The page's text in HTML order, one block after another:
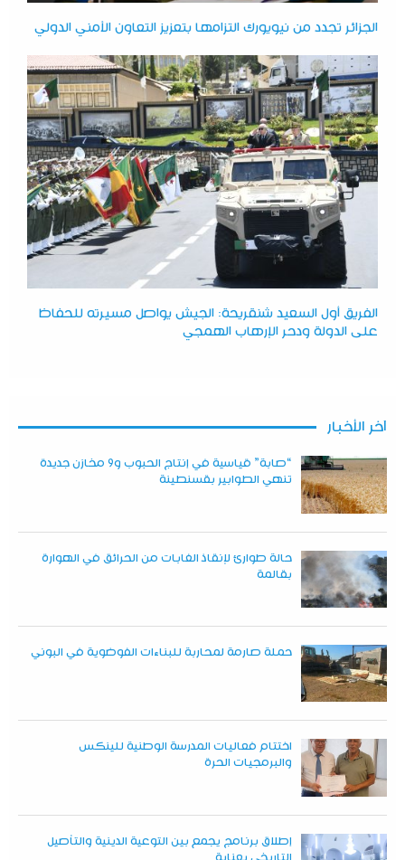
الجزائر تجدد من نيويورك التزامها بتعزيز التعاون الأمني الدولي
الفريق أول السعيد شنقريحة: الجيش يواصل مسيرته للحفاظ
على الدولة ودحر الإرهاب الهمجي
آخر الأخبار
“صابة” قياسية في إنتاج الحبوب و9 مخازن جديدة
تنهي الطوابير بقسنطينة
حالة طوارئ لإنقاذ الغابات من الحرائق في الهوارة
بقالمة
حملة صارمة لمحاربة للبناءات الفوضوية في البوني
اختتام فعاليات المدرسة الوطنية للينكس
والبرمجيات الحرة
إطلاق برنامج يجمع بين التوعية الدينية والتأصيل